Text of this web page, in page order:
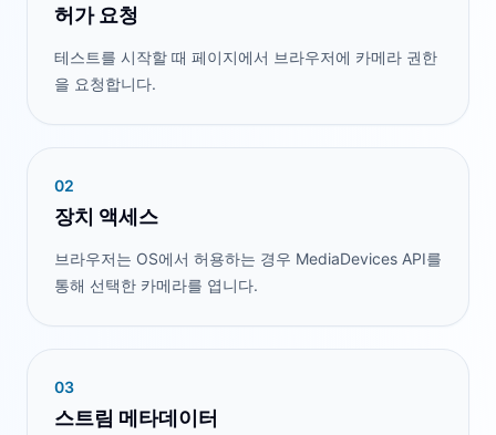
허가 요청
테스트를 시작할 때 페이지에서 브라우저에 카메라 권한
을 요청합니다.
02
장치 액세스
브라우저는 OS에서 허용하는 경우 MediaDevices API를
통해 선택한 카메라를 엽니다.
03
스트림 메타데이터